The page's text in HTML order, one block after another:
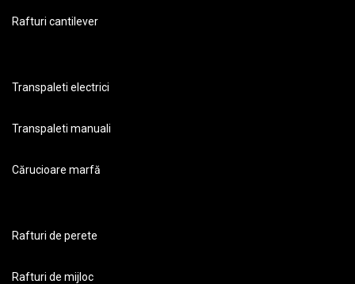
Rafturi cantilever
Transpaleti electrici
Transpaleti manuali
Cărucioare marfă
Rafturi de perete
Rafturi de mijloc